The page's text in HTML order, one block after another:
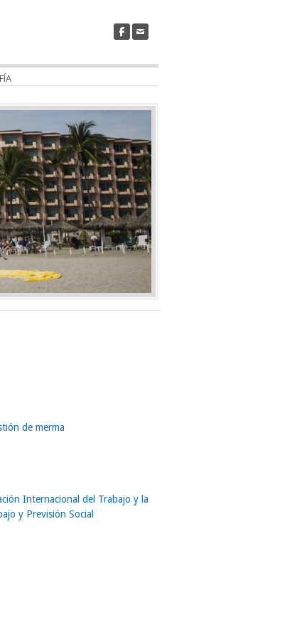
de merma
Internacional del Trabajo y la
y Previsión Social